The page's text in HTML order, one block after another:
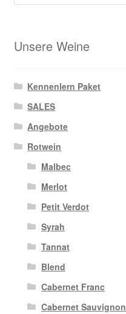
Unsere Weine
Kennenlern Paket
SALES
Angebote
Rotwein
Malbec
Merlot
Petit Verdot
Syrah
Tannat
Blend
Cabernet Franc
Cabernet Sauvignon